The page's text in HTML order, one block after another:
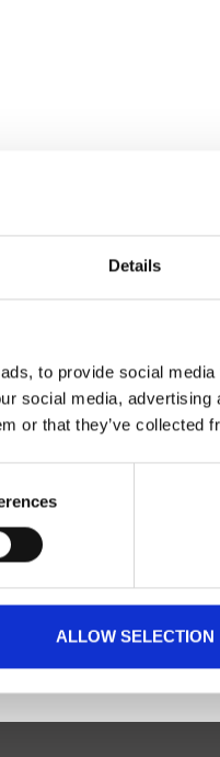
Details
to provide social
social media,
or that they’ve collected
ALLOW SELECTION